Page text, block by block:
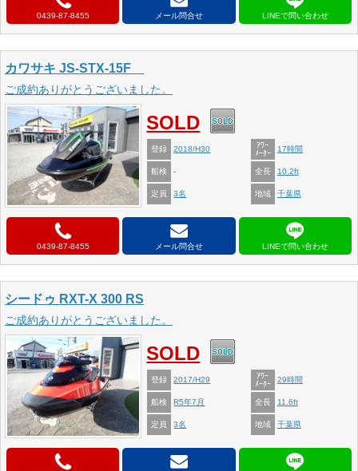
0439-87-8455 メール問合せ
カワサキ JS-STX-15F
ご成約ありがとうございました。
SOLD
登録 2018/H30
ｱﾜｰ
ﾒｰﾀｰ
17時間
船検 - 全長 10.2ft
定員 3名 地域 千葉県
0439-87-8455 メール問合せ
シードゥ RXT-X 300 RS
ご成約ありがとうございました。
SOLD
登録 2017/H29
ｱﾜｰ
ﾒｰﾀｰ
29時間
船検 R5年7月 全長 11.6ft
定員 3名 地域 千葉県